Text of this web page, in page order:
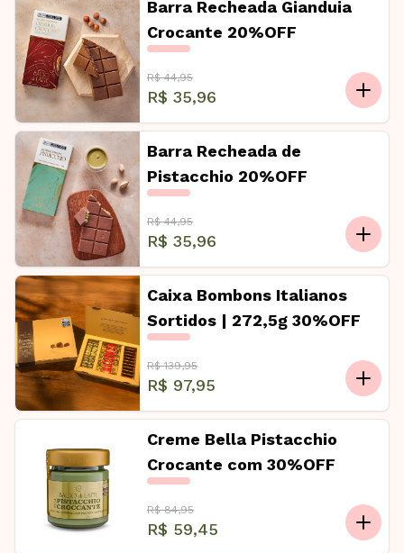
Barra Recheada Gianduia
Crocante 20%OFF
R$ 44,95
R$ 35,96
Barra Recheada de
Pistacchio 20%OFF
R$ 44,95
R$ 35,96
Caixa Bombons Italianos
Sortidos | 272,5g 30%OFF
R$ 139,95
R$ 97,95
Creme Bella Pistacchio
Crocante com 30%OFF
R$ 84,95
R$ 59,45